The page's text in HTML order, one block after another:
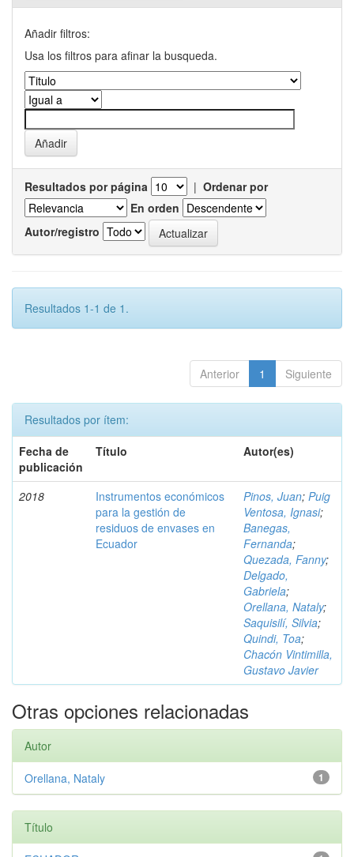
Añadir filtros:
Usa los filtros para afinar la busqueda.
Resultados por página | Ordenar por
En orden
Autor/registro
Resultados 1-1 de 1.
Anterior 1 Siguiente
Resultados por ítem:
Fecha de
publicación
Título Autor(es)
2018
Instrumentos económicos
para la gestión de
residuos de envases en
Ecuador
Pinos, Juan; Puig
Ventosa, Ignasi;
Banegas,
Fernanda;
Quezada, Fanny;
Delgado,
Gabriela;
Orellana, Nataly;
Saquisilí, Silvia;
Quindi, Toa;
Chacón Vintimilla,
Gustavo Javier
Otras opciones relacionadas
Autor
1
Orellana, Nataly
Título